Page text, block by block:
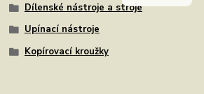
Dílenské nástroje a stroje
Upínací nástroje
Kopírovací kroužky